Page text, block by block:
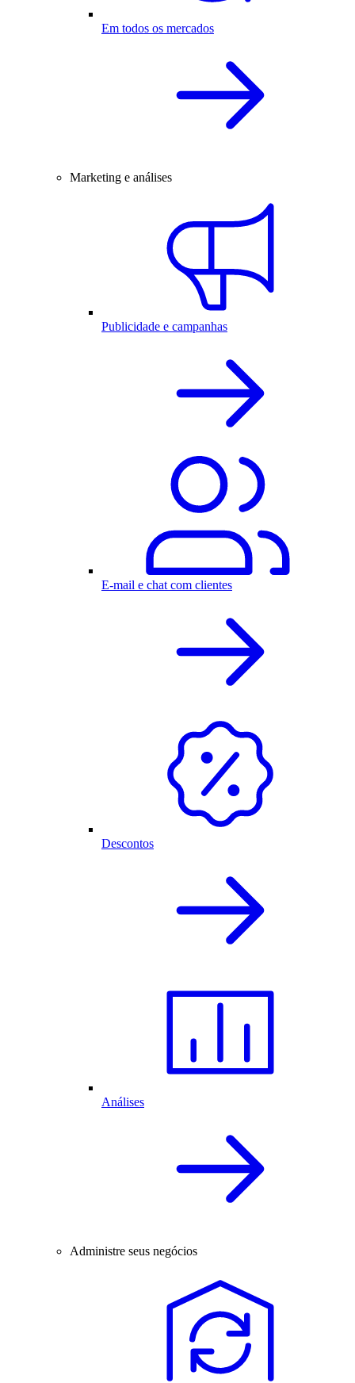
Em todos os mercados
Marketing e análises
Publicidade e campanhas
E-mail e chat com clientes
Descontos
Análises
Administre seus negócios